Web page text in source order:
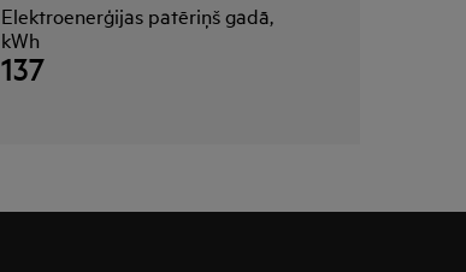
Elektroenerģijas patēriņš gadā,
kWh
137